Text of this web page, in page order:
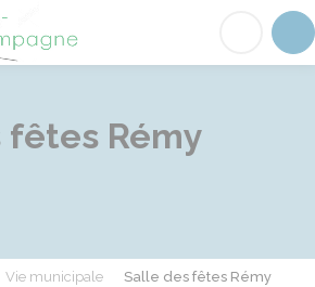
Angeac-Champagne
fêtes Rémy
Vie municipale
Salle des fêtes Rémy